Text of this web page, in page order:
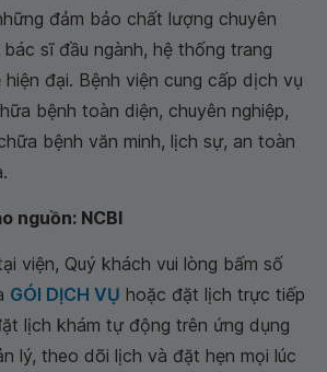
đảm bảo chất lượng chuyên
sĩ đầu ngành, hệ thống trang
đại. Bệnh viện cung cấp dịch vụ
bệnh toàn diện, chuyên nghiệp,
bệnh văn minh, lịch sự, an toàn
nguồn: NCBI
viện, Quý khách vui lòng bấm số
GÓI DỊCH VỤ hoặc đặt lịch trực tiếp
lịch khám tự động trên ứng dụng
lý, theo dõi lịch và đặt hẹn mọi lúc